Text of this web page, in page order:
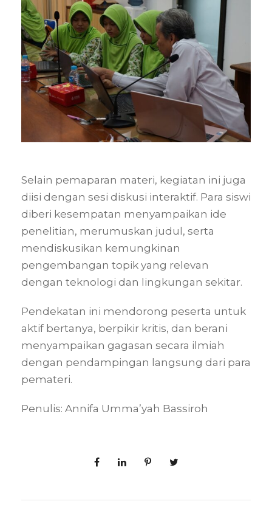
Selain pemaparan materi, kegiatan ini juga
diisi dengan sesi diskusi interaktif. Para siswi
diberi kesempatan menyampaikan ide
penelitian, merumuskan judul, serta
mendiskusikan kemungkinan
pengembangan topik yang relevan
dengan teknologi dan lingkungan sekitar.
Pendekatan ini mendorong peserta untuk
aktif bertanya, berpikir kritis, dan berani
menyampaikan gagasan secara ilmiah
dengan pendampingan langsung dari para
pemateri.
Penulis: Annifa Umma’yah Bassiroh